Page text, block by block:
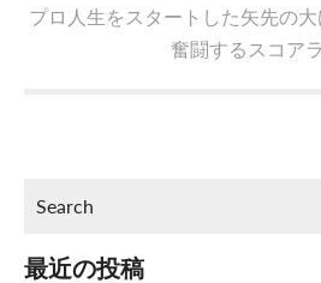
プロ人生をスタートした矢先の
奮闘するスコア
最近の投稿